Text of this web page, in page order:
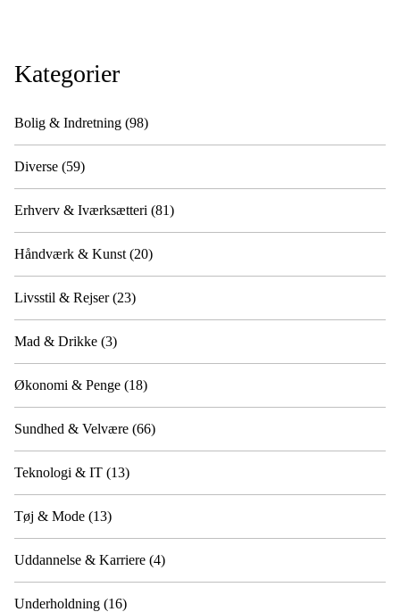
Kategorier
Bolig & Indretning (98)
Diverse (59)
Erhverv & Iværksætteri (81)
Håndværk & Kunst (20)
Livsstil & Rejser(23)
Mad & Drikke (3)
Økonomi & Penge (18)
Sundhed & Velvære (66)
Teknologi & IT (13)
Tøj & Mode (13)
Uddannelse & Karriere (4)
Underholdning (16)